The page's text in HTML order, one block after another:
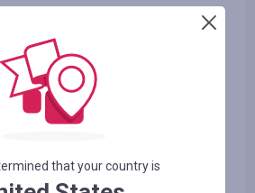
бере участь в кешбека (в деяких
на категорії, дивіться вкладку
)
Вами в інтернет-магазині Ви не
з будь-яких причин
або відключили спеціальні
як-от AdBlock та інші
зароблених Вами коштів на вибраний
that your country is